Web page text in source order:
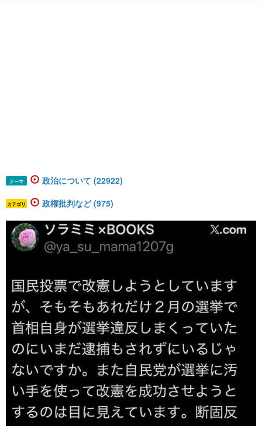
テーマ 政治について (22922)
カテゴリ 政権批判など (975)